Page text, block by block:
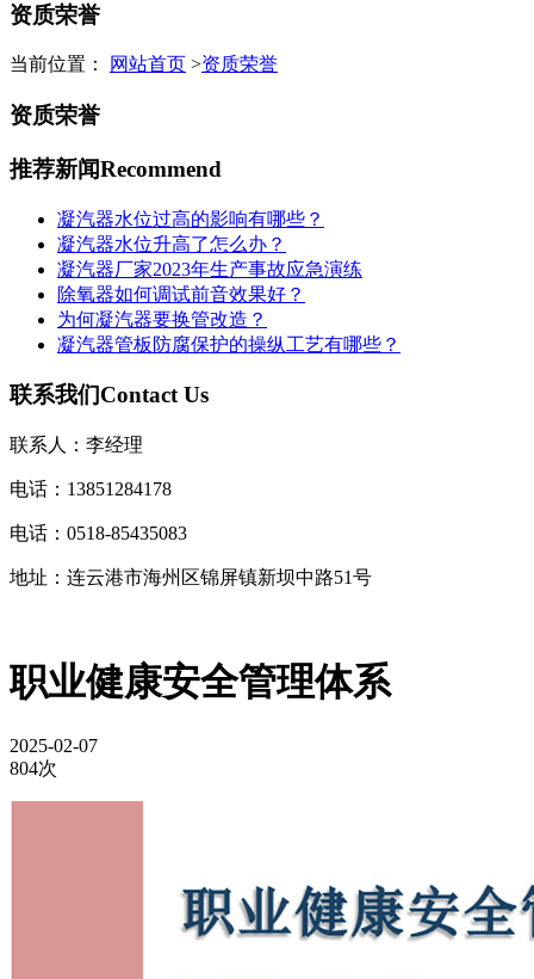
资质荣誉
当前位置： 网站首页 >资质荣誉
资质荣誉
推荐新闻Recommend
凝汽器水位过高的影响有哪些？
凝汽器水位升高了怎么办？
凝汽器厂家2023年生产事故应急演练
除氧器如何调试前音效果好？
为何凝汽器要换管改造？
凝汽器管板防腐保护的操纵工艺有哪些？
联系我们Contact Us
联系人：李经理
电话：13851284178
电话：0518-85435083
地址：连云港市海州区锦屏镇新坝中路51号
职业健康安全管理体系
2025-02-07
804次